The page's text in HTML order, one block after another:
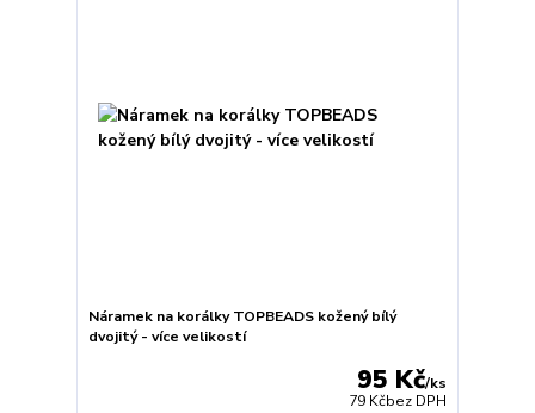
Náramek na korálky TOPBEADS kožený bílý
dvojitý - více velikostí
95 Kč/ks
79 Kčbez DPH